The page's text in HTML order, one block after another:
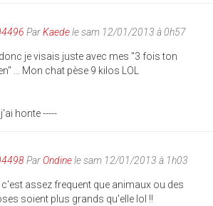
ParKaedele sam 12/01/2013 à 0h57
je visais juste avec mes "3 fois ton
... Mon chat pèse 9 kilos LOL
j'ai honte -----
ParOndinele sam 12/01/2013 à 1h03
c'est assez frequent que animaux ou des
soient plus grands qu'elle lol !!